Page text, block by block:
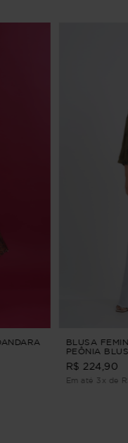
BLUSA
PEÔNIA
BORDADO
R$ 224,90
Em até 3x de